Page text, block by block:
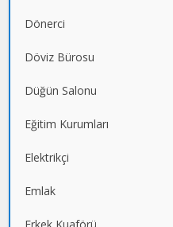
Dönerci
Döviz Bürosu
Düğün Salonu
Eğitim Kurumları
Elektrikçi
Emlak